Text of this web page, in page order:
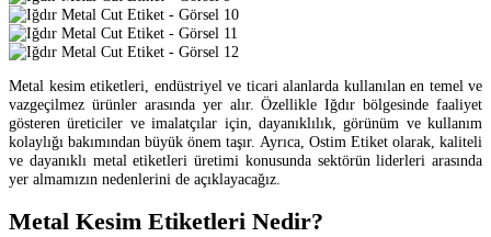
Metal kesim etiketleri, endüstriyel ve ticari alanlarda kullanılan en temel ve
vazgeçilmez ürünler arasında yer alır. Özellikle Iğdır bölgesinde faaliyet
gösteren üreticiler ve imalatçılar için, dayanıklılık, görünüm ve kullanım
kolaylığı bakımından büyük önem taşır. Ayrıca, Ostim Etiket olarak, kaliteli
ve dayanıklı metal etiketleri üretimi konusunda sektörün liderleri arasında
yer almamızın nedenlerini de açıklayacağız.
Metal Kesim Etiketleri Nedir?